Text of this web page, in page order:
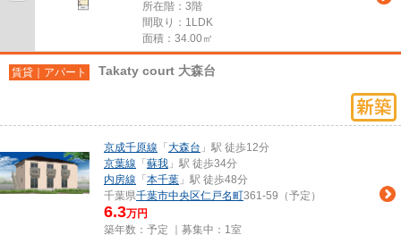
所在階：3階
間取り：1LDK
面積：34.00㎡
賃貸｜アパート Takaty court 大森台
京成千原線 「 大森台 」駅 徒歩12分
京葉線 「 蘇我 」駅 徒歩34分
内房線 「 本千葉 」駅 徒歩48分
千葉県千葉市中央区仁戸名町361-59（予定）
6.3万円
築年数：予定 ｜募集中： 1室